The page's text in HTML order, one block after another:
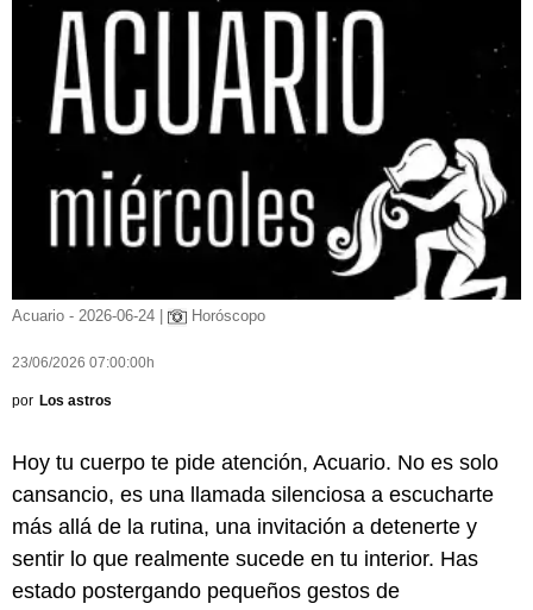
Acuario - 2026-06-24 | Horóscopo
23/06/2026 07:00:00h
por Los astros
Hoy tu cuerpo te pide atención, Acuario. No es solo
cansancio, es una llamada silenciosa a escucharte
más allá de la rutina, una invitación a detenerte y
sentir lo que realmente sucede en tu interior. Has
estado postergando pequeños gestos de